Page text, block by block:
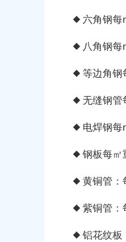
◆ 六角钢每
◆ 八角钢每
◆ 等边角钢
◆ 无缝钢管
◆ 电焊钢每
◆ 钢板每㎡
◆ 黄铜管：
◆ 紫铜管：
◆ 铝花纹板